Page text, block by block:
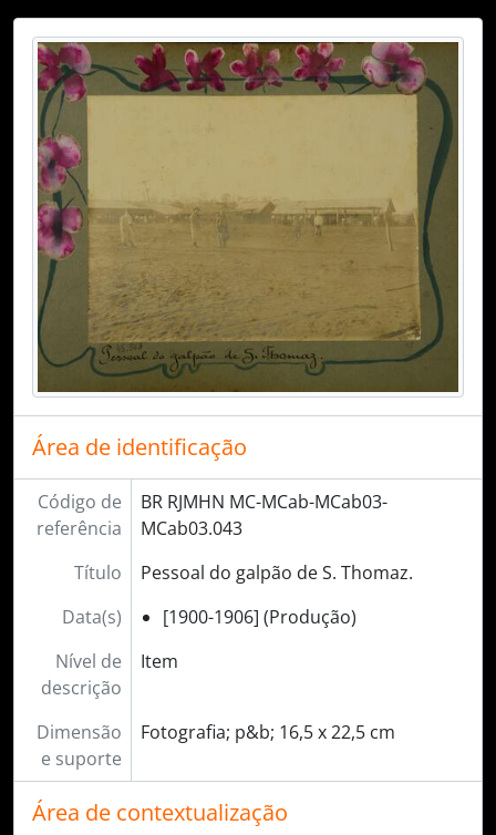
Área de identificação
Código de
referência
BR RJMHN MC-MCab-MCab03-
MCab03.043
Título
Pessoal do galpão de S. Thomaz.
Data(s)
[1900-1906] (Produção)
Nível de
descrição
Item
Dimensão
e suporte
Fotografia; p&b; 16,5 x 22,5 cm
Área de contextualização